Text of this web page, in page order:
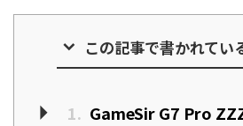
この記事で書かれてい
1. GameSir G7 Pro